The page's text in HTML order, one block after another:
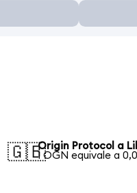
🇬🇧Origin Protocol a
1 OGN equivale a